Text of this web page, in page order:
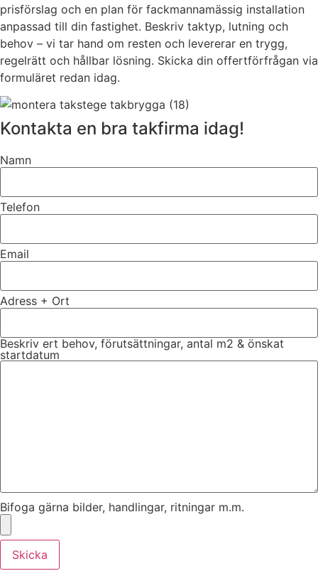
prisförslag och en plan för fackmannamässig installation
anpassad till din fastighet. Beskriv taktyp, lutning och
behov – vi tar hand om resten och levererar en trygg,
regelrätt och hållbar lösning. Skicka din offertförfrågan via
formuläret redan idag.
Kontakta en bra takfirma idag!
Namn
Telefon
Email
Adress + Ort
Beskriv ert behov, förutsättningar, antal m2 & önskat
startdatum
Bifoga gärna bilder, handlingar, ritningar m.m.
Skicka